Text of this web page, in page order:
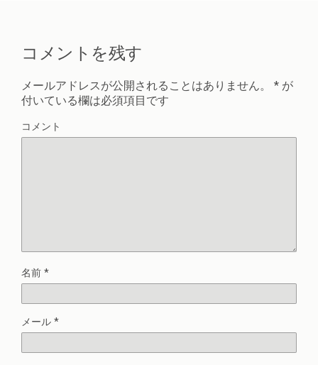
コメントを残す
メールアドレスが公開されることはありません。 * が
付いている欄は必須項目です
コメント
名前 *
メール *